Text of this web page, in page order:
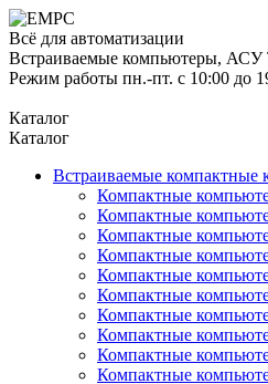
Всё для автоматизации
Встраиваемые компьютеры,
Режим работы пн.-пт. с 10:00 до
Каталог
Каталог
Встраиваемые компактные
Компактные
Компактные
Компактные
Компактные
Компактные
Компактные
Компактные
Компактные
Компактные
Компактные